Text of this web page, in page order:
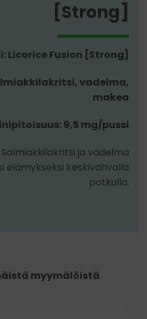
[Strong]
Licorice Fusion [Strong]
vadelma,
makea
9,5 mg/pussi
Salmiakkilakritsi ja vadelma
elämykseksi keskivahvalla
potkulla.
myymälöistä